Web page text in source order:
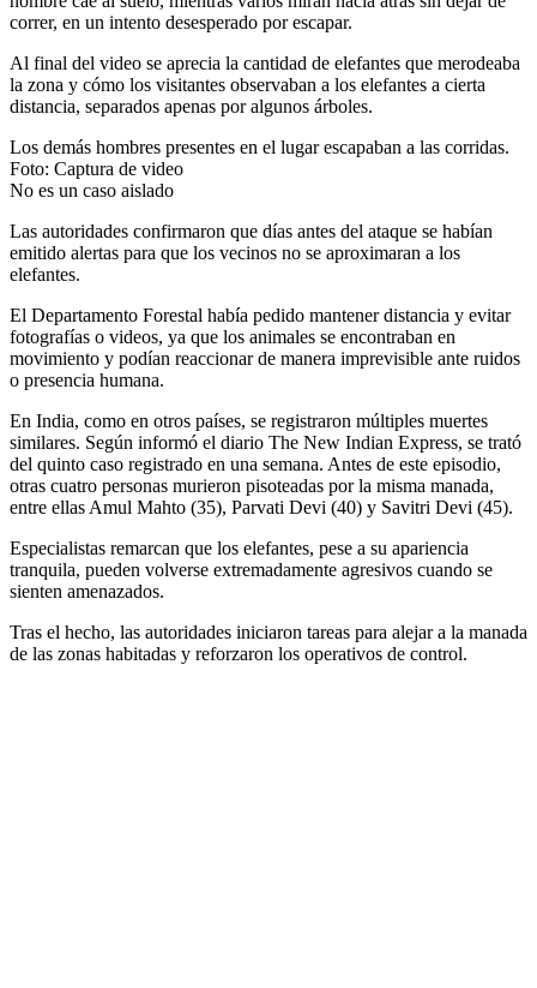
correr, en un intento desesperado por escapar.
Al final del video se aprecia la cantidad de elefantes que merodeaba
la zona y cómo los visitantes observaban a los elefantes a cierta
distancia, separados apenas por algunos árboles.
Los demás hombres presentes en el lugar escapaban a las corridas.
Foto: Captura de video
No es un caso aislado
Las autoridades confirmaron que días antes del ataque se habían
emitido alertas para que los vecinos no se aproximaran a los
elefantes.
El Departamento Forestal había pedido mantener distancia y evitar
fotografías o videos, ya que los animales se encontraban en
movimiento y podían reaccionar de manera imprevisible ante ruidos
o presencia humana.
En India, como en otros países, se registraron múltiples muertes
similares. Según informó el diario The New Indian Express, se trató
del quinto caso registrado en una semana. Antes de este episodio,
otras cuatro personas murieron pisoteadas por la misma manada,
entre ellas Amul Mahto (35), Parvati Devi (40) y Savitri Devi (45).
Especialistas remarcan que los elefantes, pese a su apariencia
tranquila, pueden volverse extremadamente agresivos cuando se
sienten amenazados.
Tras el hecho, las autoridades iniciaron tareas para alejar a la manada
de las zonas habitadas y reforzaron los operativos de control.